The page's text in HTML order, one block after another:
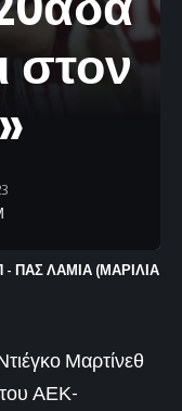
στον
- ΠΑΣ ΛΑΜΙΑ (ΜΑΡΙΛΙΑ
Μαρτίνεθ
του ΑΕΚ-